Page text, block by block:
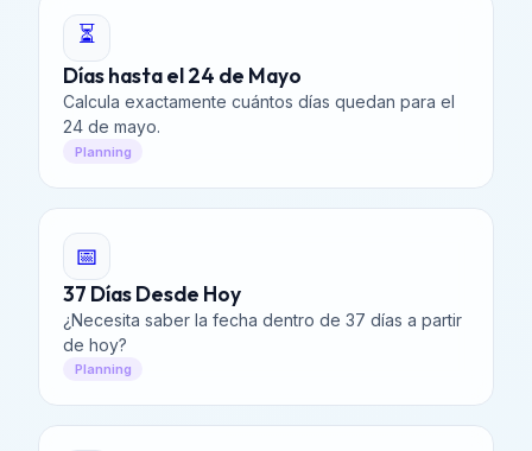
⏳
Días hasta el 24 de Mayo
Calcula exactamente cuántos días quedan para el
24 de mayo.
Planning
📅
37 Días Desde Hoy
¿Necesita saber la fecha dentro de 37 días a partir
de hoy?
Planning